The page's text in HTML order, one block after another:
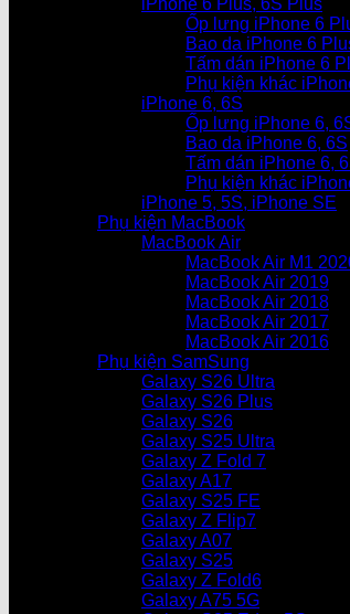
iPhone 6 Plus, 6S Plus
Ốp lưng iPhone 6
Bao da iPhone 6
Tấm dán iPhone 6
Phụ kiện khác
iPhone 6, 6S
Ốp lưng iPhone 6,
Bao da iPhone 6, 6S
Tấm dán iPhone 6,
Phụ kiện khác
iPhone 5, 5S, iPhone SE
Phụ kiện MacBook
MacBook Air
MacBook Air M1
MacBook Air 2019
MacBook Air 2018
MacBook Air 2017
MacBook Air 2016
Phụ kiện SamSung
Galaxy S26 Ultra
Galaxy S26 Plus
Galaxy S26
Galaxy S25 Ultra
Galaxy Z Fold 7
Galaxy A17
Galaxy S25 FE
Galaxy Z Flip7
Galaxy A07
Galaxy S25
Galaxy Z Fold6
Galaxy A75 5G